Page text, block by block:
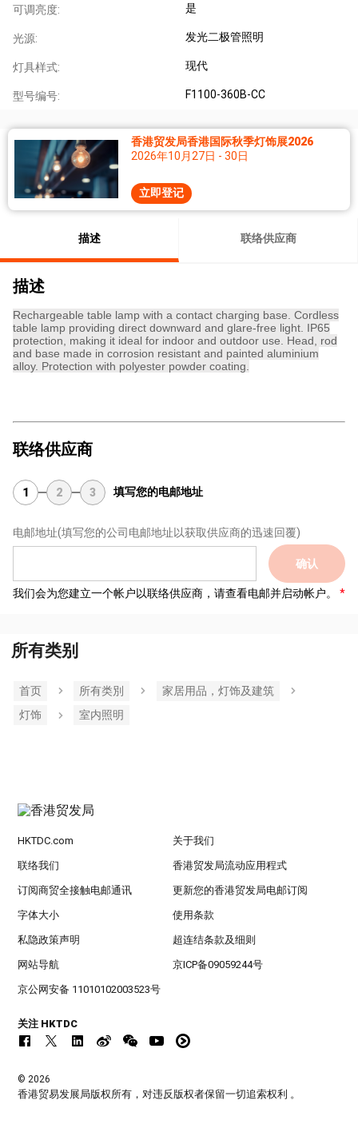
可调亮度: 是
光源: 发光二极管照明
灯具样式: 现代
型号编号: F1100-360B-CC
香港贸发局香港国际秋季灯饰展2026
2026年10月27日 - 30日
立即登记
描述 联络供应商
描述
Rechargeable table lamp with a contact charging base. Cordless
table lamp providing direct downward and glare-free light. IP65
protection, making it ideal for indoor and outdoor use. Head, rod
and base made in corrosion resistant and painted aluminium
alloy. Protection with polyester powder coating.
联络供应商
1 2 3 填写您的电邮地址
电邮地址(填写您的公司电邮地址以获取供应商的迅速回覆)
确认
我们会为您建立一个帐户以联络供应商，请查看电邮并启动帐户。
所有类别
首页 所有类別
家居用品，灯饰及建筑
灯饰
室内照明
HKTDC.com 关于我们
联络我们 香港贸发局流动应用程式
订阅商贸全接触电邮通讯 更新您的香港贸发局电邮订阅
字体大小 使用条款
私隐政策声明 超连结条款及细则
网站导航 京ICP备09059244号
京公网安备 11010102003523号
关注 HKTDC
© 2026
香港贸易发展局版权所有，对违反版权者保留一切追索权利 。